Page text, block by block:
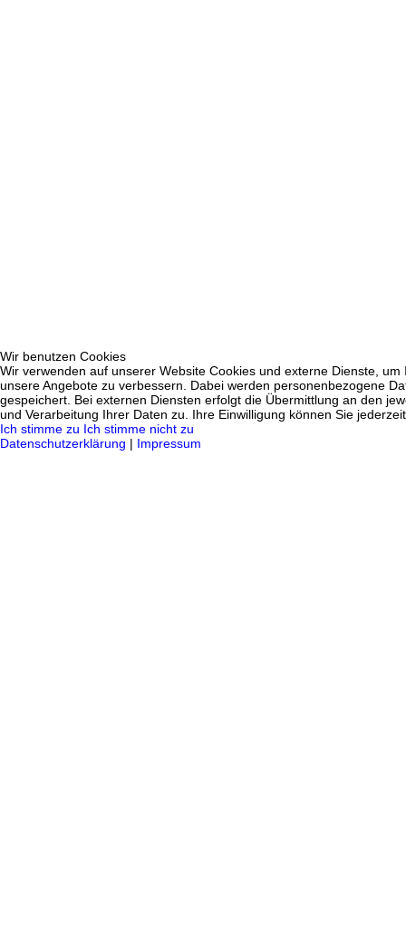
Wir benutzen Cookies
Wir verwenden auf unserer Website Cookies und externe Dienste,
unsere Angebote zu verbessern. Dabei werden personenbezogene
gespeichert. Bei externen Diensten erfolgt die Übermittlung an den
und Verarbeitung Ihrer Daten zu. Ihre Einwilligung können Sie
Ich stimme zu Ich stimme nicht zu
Datenschutzerklärung | Impressum